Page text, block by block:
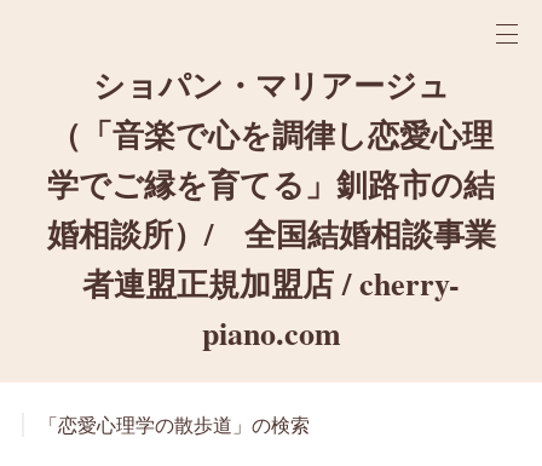
ショパン・マリアージュ
（「音楽で心を調律し恋愛心理
学でご縁を育てる」釧路市の結
婚相談所）/ 全国結婚相談事業
者連盟正規加盟店 / cherry-
piano.com
「恋愛心理学の散歩道」の検索